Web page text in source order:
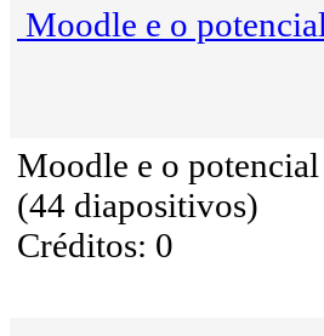
Moodle e o
Moodle e o
(44 diapositivos)
Créditos: 0